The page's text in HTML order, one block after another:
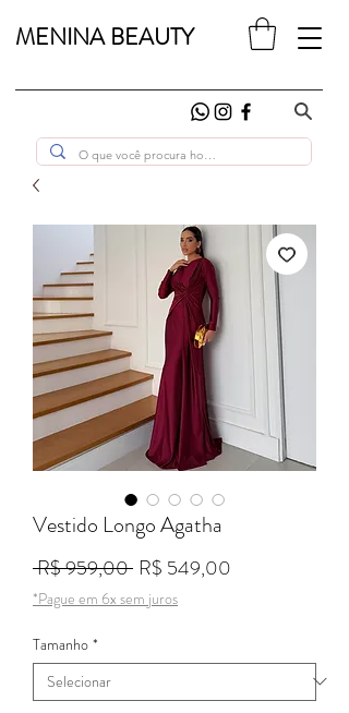
MENINA BEAUTY
Vestido Longo Agatha
R$ 959,00 Preço normal
R$ 549,00
*Pague em 6x sem juros
Tamanho *